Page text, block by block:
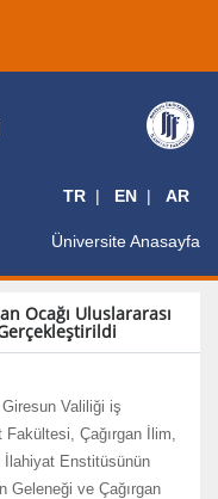
TR EN AR
Üniversite Anasayfa
Ocağı Uluslararası
Valiliği iş
Çağırgan İlim,
İlahiyat Enstitüsünün
Geleneği ve Çağırgan